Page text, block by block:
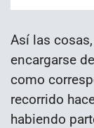
Así las
encargarse
como
recorrido
habiendo